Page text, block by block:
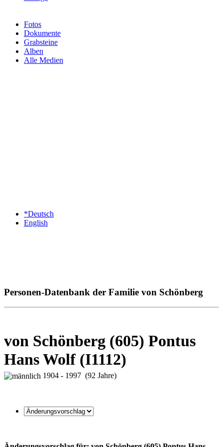
Fotos
Dokumente
Grabsteine
Alben
Alle Medien
*Deutsch
English
Personen-Datenbank der Familie von Schönberg
von Schönberg (605) Pontus
Hans Wolf (I1112)
1904 - 1997 (92 Jahre)